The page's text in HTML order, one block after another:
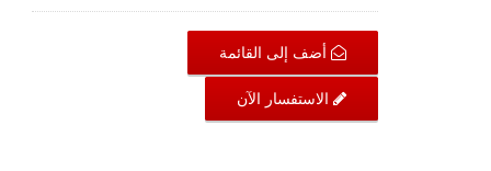
568.2-D و ISO / IEC 11801، ويدعم Cat.6A الشبكات
التي تعمل بتردد يصل إلى 500 ميجاهرتز. لضمان
أيضًا غلافًا متينًا من PVC يتكون من أسلاك نحاسية عارية
أضف إلى القائمة
الاستفسار الآن